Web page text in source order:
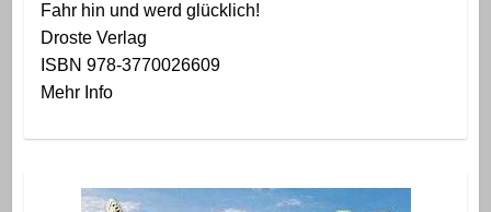
Fahr hin und werd glücklich!
DrosteVerlag
ISBN 978-3770026609
Mehr Info